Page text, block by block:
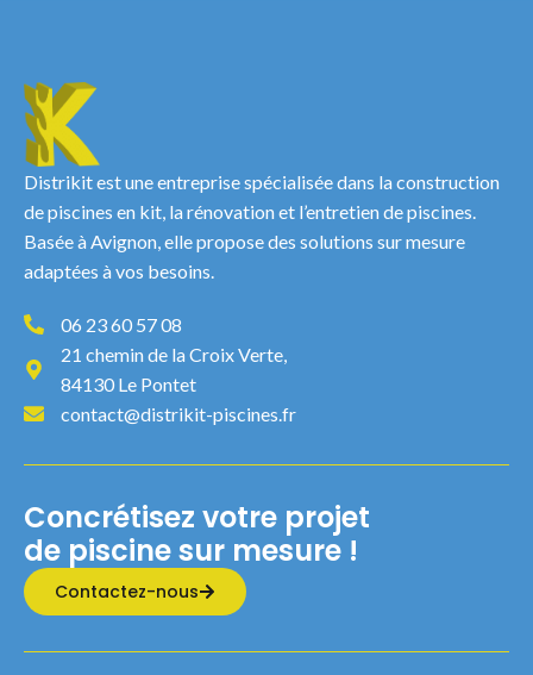
Distrikit est une entreprise spécialisée dans la construction
de piscines en kit, la rénovation et l’entretien de piscines.
Basée à Avignon, elle propose des solutions sur mesure
adaptées à vos besoins.
06 23 60 57 08
21 chemin de la Croix Verte,
84130 Le Pontet
contact@distrikit-piscines.fr
Concrétisez votre projet
de piscine sur mesure !
Contactez-nous